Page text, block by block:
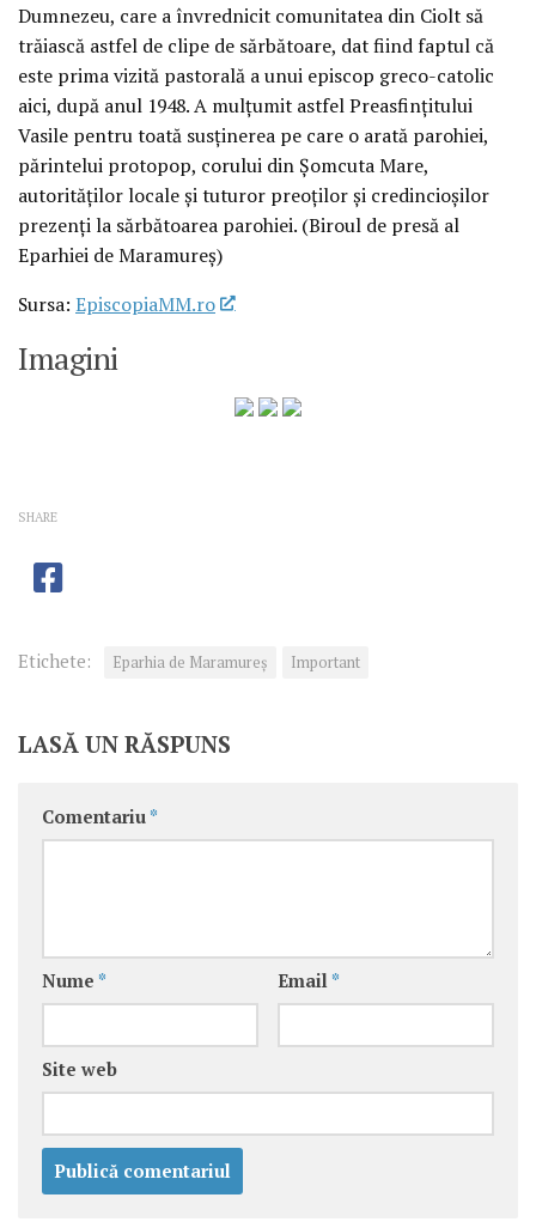
Dumnezeu, care a învrednicit comunitatea din Ciolt să
trăiască astfel de clipe de sărbătoare, dat fiind faptul că
este prima vizită pastorală a unui episcop greco-catolic
aici, după anul 1948. A mulțumit astfel Preasfințitului
Vasile pentru toată susținerea pe care o arată parohiei,
părintelui protopop, corului din Șomcuta Mare,
autorităților locale și tuturor preoților și credincioșilor
prezenți la sărbătoarea parohiei. (Biroul de presă al
Eparhiei de Maramureș)
Sursa: EpiscopiaMM.ro
Imagini
SHARE
Etichete: Eparhia de Maramureș Important
LASĂ UN RĂSPUNS
Comentariu *
Nume * Email *
Site web